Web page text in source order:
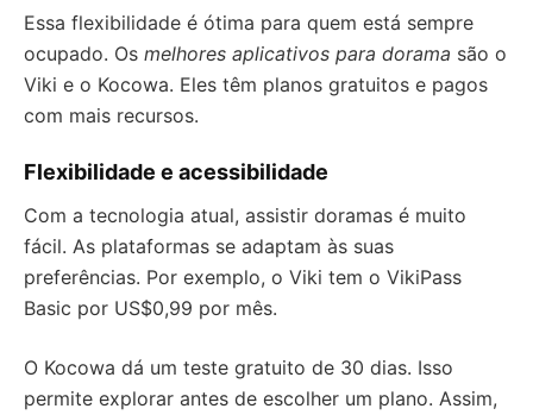
Essa flexibilidade é ótima para quem está sempre
ocupado. Os melhores aplicativos para dorama são o
Viki e o Kocowa. Eles têm planos gratuitos e pagos
com mais recursos.
Flexibilidade e acessibilidade
Com a tecnologia atual, assistir doramas é muito
fácil. As plataformas se adaptam às suas
preferências. Por exemplo, o Viki tem o VikiPass
Basic por US$0,99 por mês.
O Kocowa dá um teste gratuito de 30 dias. Isso
permite explorar antes de escolher um plano. Assim,